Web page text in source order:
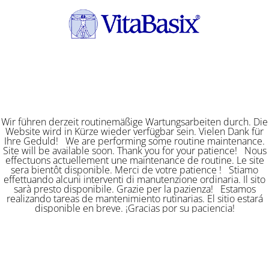
Wir führen derzeit routinemäßige Wartungsarbeiten durch. Die
Website wird in Kürze wieder verfügbar sein. Vielen Dank für
Ihre Geduld! We are performing some routine maintenance.
Site will be available soon. Thank you for your patience! Nous
effectuons actuellement une maintenance de routine. Le site
sera bientôt disponible. Merci de votre patience ! Stiamo
effettuando alcuni interventi di manutenzione ordinaria. Il sito
sarà presto disponibile. Grazie per la pazienza! Estamos
realizando tareas de mantenimiento rutinarias. El sitio estará
disponible en breve. ¡Gracias por su paciencia!